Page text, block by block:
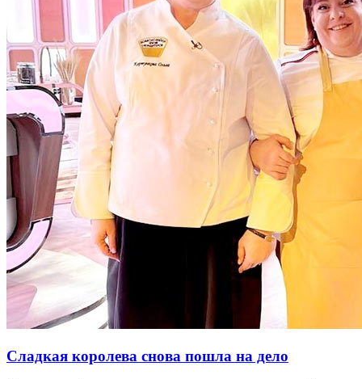
Сладкая королева снова пошла на дело